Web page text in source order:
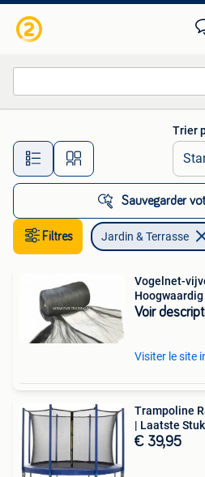
Toutes les
Trier
Sauvegarder
Filtres Jardin & Terrasse
Vogelnet-
Hoogwaardig
Voir
Visiter le site
Trampoline
| Laatste
€ 39,95